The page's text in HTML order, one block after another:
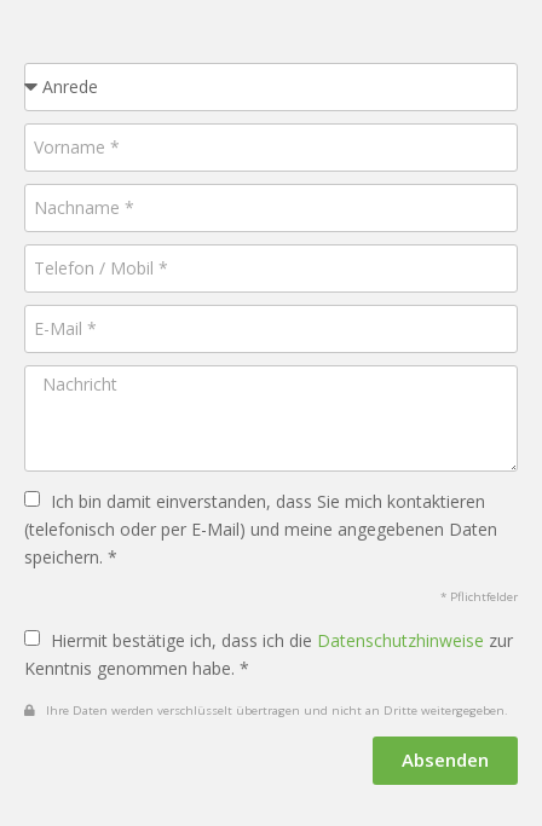
Ich bin damit einverstanden, dass Sie mich kontaktieren
(telefonisch oder per E-Mail) und meine angegebenen Daten
speichern. *
* Pflichtfelder
Hiermit bestätige ich, dass ich die Datenschutzhinweise zur
Kenntnis genommen habe. *
Ihre Daten werden verschlüsselt übertragen und nicht an Dritte weitergegeben.
Absenden